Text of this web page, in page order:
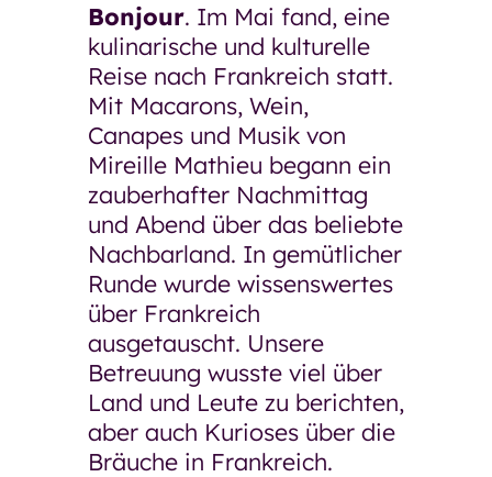
Bonjour. Im Mai fand, eine
kulinarische und kulturelle
Reise nach Frankreich statt.
Mit Macarons, Wein,
Canapes und Musik von
Mireille Mathieu begann ein
zauberhafter Nachmittag
und Abend über das beliebte
Nachbarland. In gemütlicher
Runde wurde wissenswertes
über Frankreich
ausgetauscht. Unsere
Betreuung wusste viel über
Land und Leute zu berichten,
aber auch Kurioses über die
Bräuche in Frankreich.